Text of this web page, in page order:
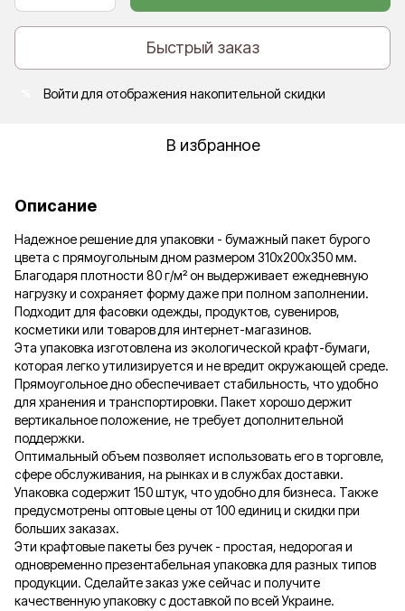
Быстрый заказ
Войти для отображения накопительной скидки
В избранное
Описание
Надежное решение для упаковки - бумажный пакет бурого
цвета с прямоугольным дном размером 310х200х350 мм.
Благодаря плотности 80 г/м² он выдерживает ежедневную
нагрузку и сохраняет форму даже при полном заполнении.
Подходит для фасовки одежды, продуктов, сувениров,
косметики или товаров для интернет-магазинов.
Эта упаковка изготовлена из экологической крафт-бумаги,
которая легко утилизируется и не вредит окружающей среде.
Прямоугольное дно обеспечивает стабильность, что удобно
для хранения и транспортировки. Пакет хорошо держит
вертикальное положение, не требует дополнительной
поддержки.
Оптимальный объем позволяет использовать его в торговле,
сфере обслуживания, на рынках и в службах доставки.
Упаковка содержит 150 штук, что удобно для бизнеса. Также
предусмотрены оптовые цены от 100 единиц и скидки при
больших заказах.
Эти крафтовые пакеты без ручек - простая, недорогая и
одновременно презентабельная упаковка для разных типов
продукции. Сделайте заказ уже сейчас и получите
качественную упаковку с доставкой по всей Украине.